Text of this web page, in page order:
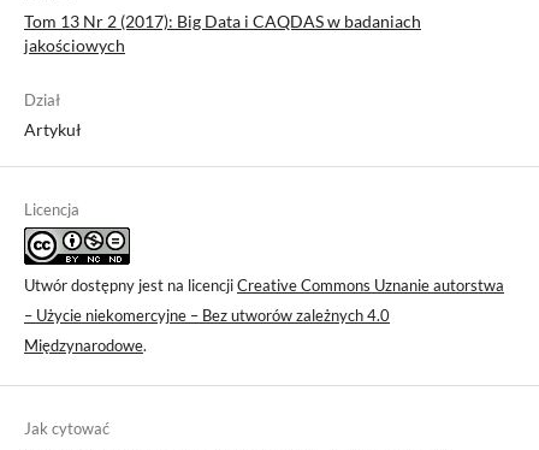
Tom 13 Nr 2 (2017): Big Data i CAQDAS w badaniach
jakościowych
Dział
Artykuł
Licencja
Utwór dostępny jest na licencjiCreative Commons Uznanie autorstwa
– Użycie niekomercyjne – Bez utworów zależnych 4.0
Międzynarodowe.
Jak cytować